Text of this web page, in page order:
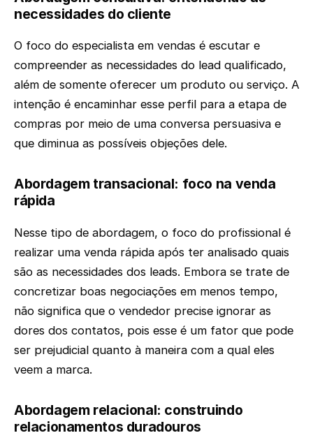
necessidades do cliente
O foco do especialista em vendas é escutar e
compreender as necessidades do lead qualificado,
além de somente oferecer um produto ou serviço. A
intenção é encaminhar esse perfil para a etapa de
compras por meio de uma conversa persuasiva e
que diminua as possíveis objeções dele.
Abordagem transacional: foco na venda
rápida
Nesse tipo de abordagem, o foco do profissional é
realizar uma venda rápida após ter analisado quais
são as necessidades dos leads. Embora se trate de
concretizar boas negociações em menos tempo,
não significa que o vendedor precise ignorar as
dores dos contatos, pois esse é um fator que pode
ser prejudicial quanto à maneira com a qual eles
veem a marca.
Abordagem relacional: construindo
relacionamentos duradouros